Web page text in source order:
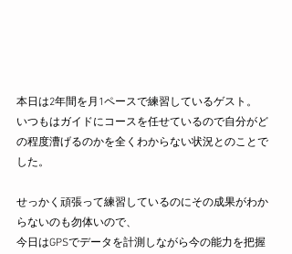
本日は2年間を月1ペースで練習しているゲスト。
いつもはガイドにコースを任せているので自分がど
の程度漕げるのかを全くわからない状況とのことで
した。
せっかく頑張って練習しているのにその成果がわか
らないのも勿体いので、
今日はGPSでデータを計測しながら今の能力を把握